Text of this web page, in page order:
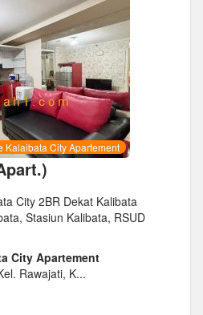
Kalaibata City Apartement
City 2BR Dekat Kalibata
Stasiun Kalibata, RSUD
City Apartement
Rawajati, K...